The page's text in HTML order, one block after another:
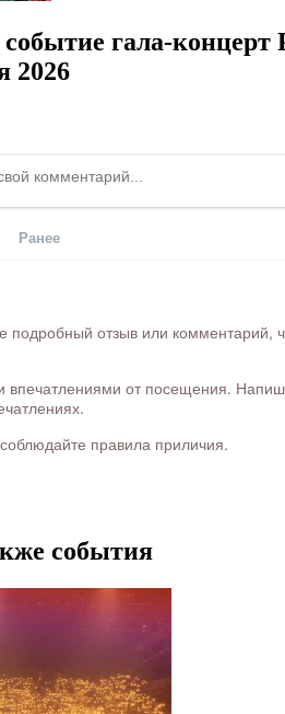
гала-концерт
2026
Ранее
подробный отзыв или
впечатлениями от посещения.
правила приличия.
события